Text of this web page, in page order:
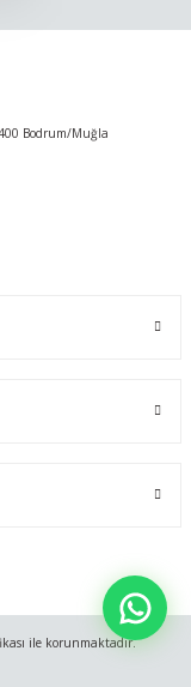
Bodrum/Muğla
ile korunmaktadır.